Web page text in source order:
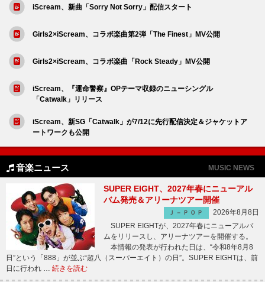
iScream、新曲「Sorry Not Sorry」配信スタート
Girls2×iScream、コラボ楽曲第2弾「The Finest」MV公開
Girls2×iScream、コラボ楽曲「Rock Steady」MV公開
iScream、『運命警察』OPテーマ収録のニューシングル
「Catwalk」リリース
iScream、新SG「Catwalk」が7/12に先行配信決定＆ジャケットア
ートワークも公開
音楽ニュース MUSIC NEWS
SUPER EIGHT、2027年春にニューアル
バム発売＆アリーナツアー開催
Ｊ－ＰＯＰ
2026年8月8日
SUPER EIGHTが、2027年春にニューアルバ
ムをリリースし、アリーナツアーを開催する。
本情報の発表が行われた日は、“令和8年8月8
日”という「888」が並ぶ“超八（スーパーエイト）の日”。SUPER EIGHTは、前
日に行われ … 続きを読む